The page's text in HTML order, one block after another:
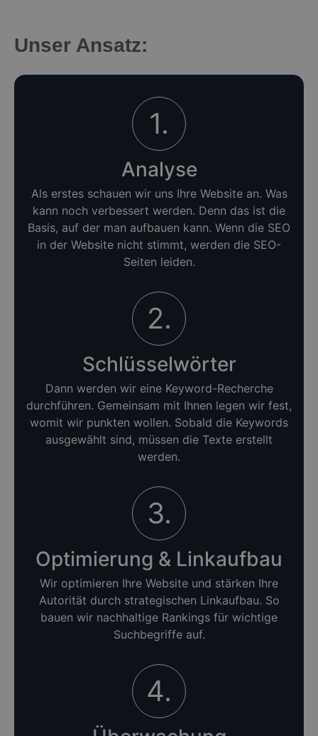
Unser Ansatz:
1.
Analyse
Als erstes schauen wir uns Ihre Website an. Was
kann noch verbessert werden. Denn das ist die
Basis, auf der man aufbauen kann. Wenn die SEO
in der Website nicht stimmt, werden die SEO-
Seiten leiden.
2.
Schlüsselwörter
Dann werden wir eine Keyword-Recherche
durchführen. Gemeinsam mit Ihnen legen wir fest,
womit wir punkten wollen. Sobald die Keywords
ausgewählt sind, müssen die Texte erstellt
werden.
3.
Optimierung & Linkaufbau
Wir optimieren Ihre Website und stärken Ihre
Autorität durch strategischen Linkaufbau. So
bauen wir nachhaltige Rankings für wichtige
Suchbegriffe auf.
4.